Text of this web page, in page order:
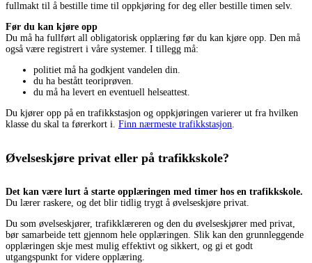
fullmakt til å bestille time til oppkjøring for deg eller bestille timen selv.
Før du kan kjøre opp
Du må ha fullført all obligatorisk opplæring før du kan kjøre opp. Den må
også være registrert i våre systemer. I tillegg må:
politiet må ha godkjent vandelen din.
du ha bestått teoriprøven.
du må ha levert en eventuell helseattest.
Du kjører opp på en trafikkstasjon og oppkjøringen varierer ut fra hvilken
klasse du skal ta førerkort i. Finn nærmeste trafikkstasjon
Øvelseskjøre privat eller på trafikkskole?
Det kan være lurt å starte opplæringen med timer hos en trafikkskole.
Du lærer raskere, og det blir tidlig trygt å øvelseskjøre privat.
Du som øvelseskjører, trafikklæreren og den du øvelseskjører med privat,
bør samarbeide tett gjennom hele opplæringen. Slik kan den grunnleggende
opplæringen skje mest mulig effektivt og sikkert, og gi et godt
utgangspunkt for videre opplæring.